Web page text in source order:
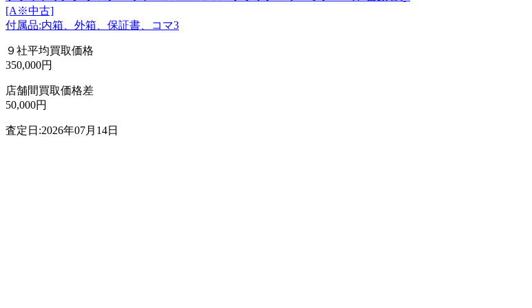
[A※中古]
付属品:内箱、外箱、保証書、コマ3
９社平均買取価格
350,000円
店舗間買取価格差
50,000円
査定日:2026年07月14日